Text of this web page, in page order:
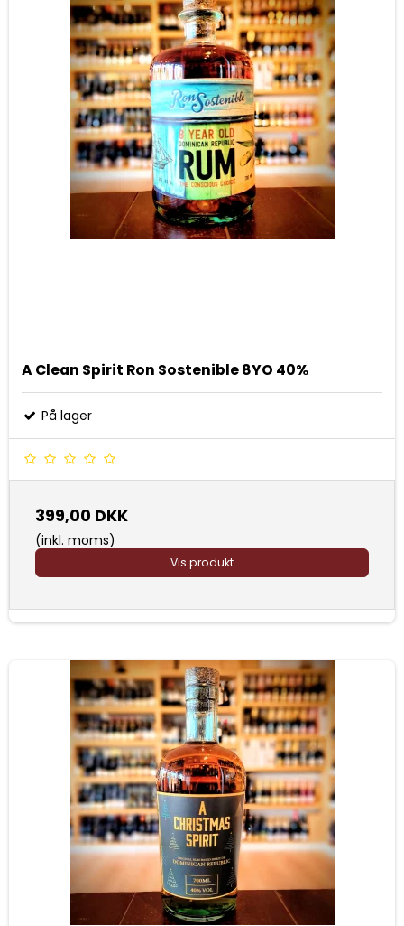
A Clean Spirit Ron Sostenible 8YO 40%
På lager
399,00 DKK
(inkl. moms)
Vis produkt